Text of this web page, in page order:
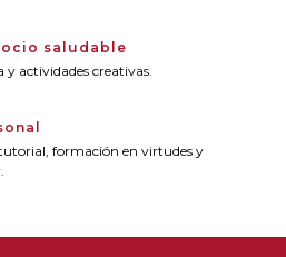
saludable
actividades creativas.
formación en virtudes y